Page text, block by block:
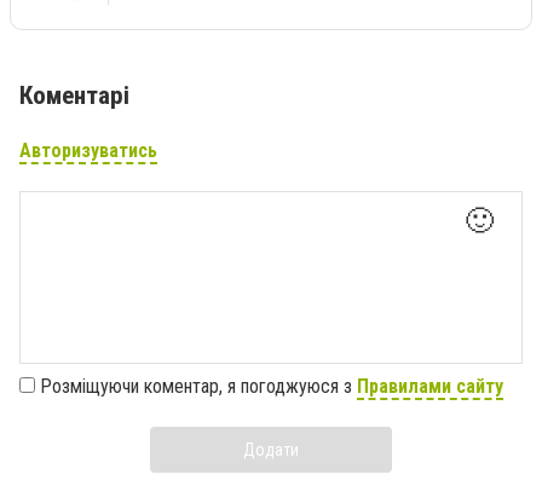
Коментарі
Авторизуватись
🙂
Розміщуючи коментар, я погоджуюся з Правилами сайту
Додати